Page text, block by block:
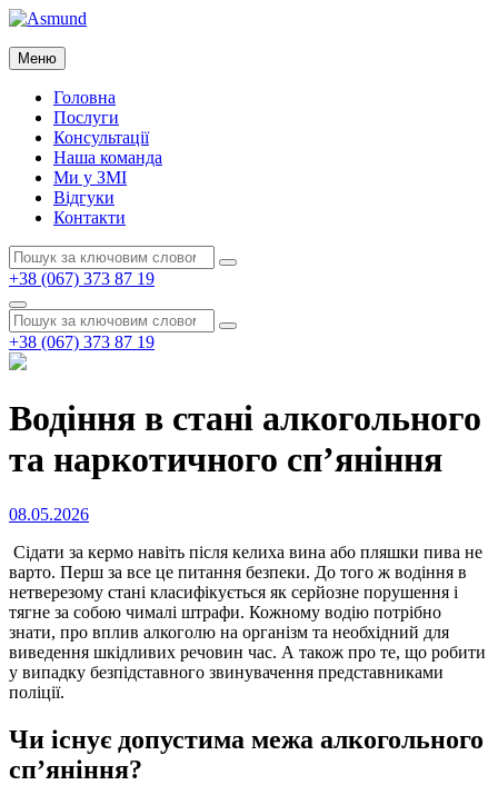
Перейти
вмісту
Asmund
Asmund
Меню
Головна
Послуги
Консультації
Наша команда
Ми у ЗМІ
Відгуки
Контакти
Пошук:
Пошук
+38 (067) 373 87 19
Пошук
Пошук:
Пошук
+38 (067) 373 87 19
Водіння в стані алкогольного
та наркотичного сп’яніння
Опубліковано
08.05.2026
Сідати за кермо навіть після келиха вина або пляшки пива не
варто. Перш за все це питання безпеки. До того ж водіння в
нетверезому стані класифікується як серйозне порушення і
тягне за собою чималі штрафи. Кожному водію потрібно
знати, про вплив алкоголю на організм та необхідний для
виведення шкідливих речовин час. А також про те, що робити
у випадку безпідставного звинувачення представниками
поліції.
Чи існує допустима межа алкогольного
сп’яніння?